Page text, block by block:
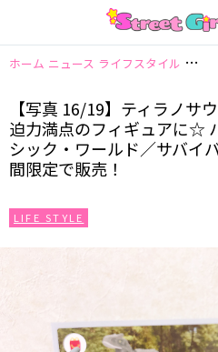
ホーム ニュース ライフスタイル 【写
【写真 16/19】ティラノサ
迫力満点のフィギュアに☆
シック・ワールド／サバイ
間限定で販売！
LIFE STYLE